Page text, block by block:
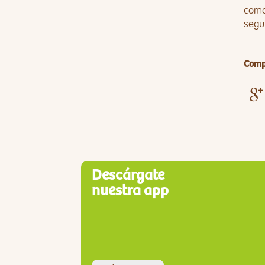
Descárgate
nuestra app